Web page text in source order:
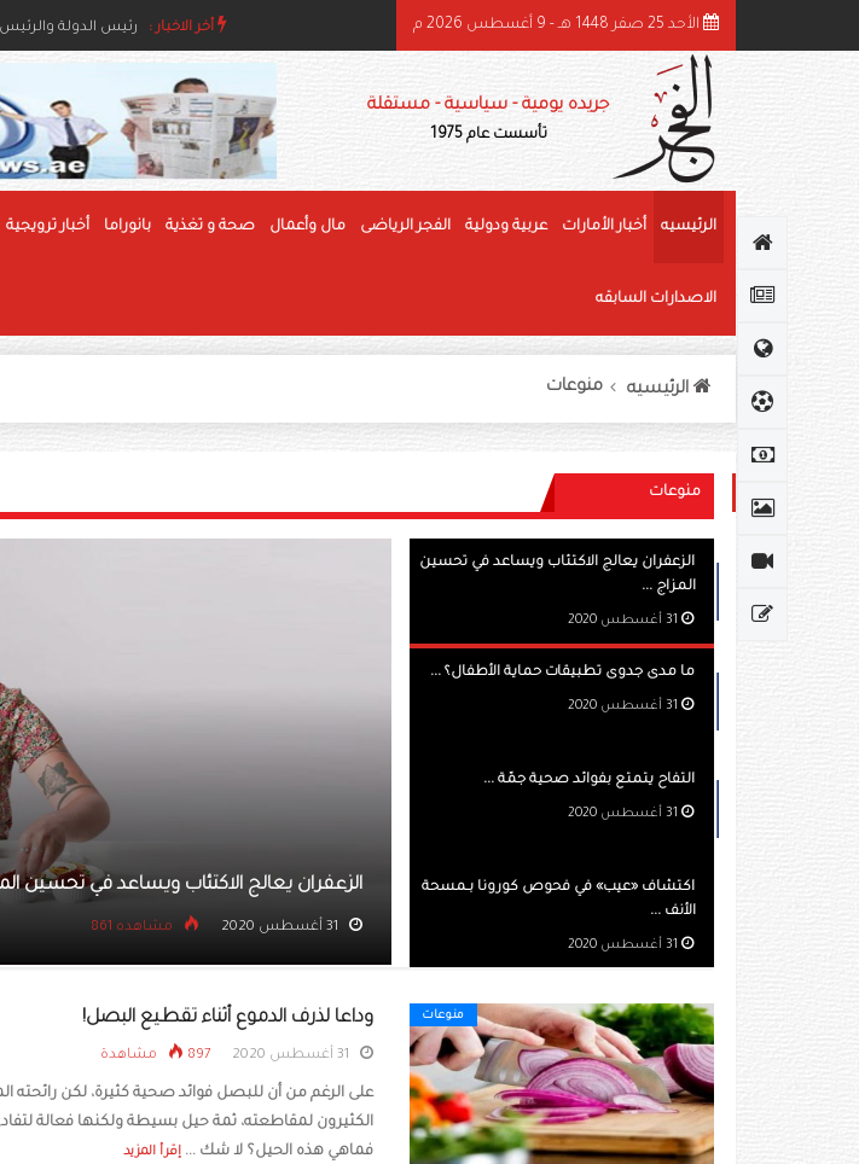
أخر الاخبار :
رئيس الدولة الدولة ونائباه يهنئون رئيس كوت ديفوار بذكرى استقلال بلاده
الأحد 25 صفر 1448 هـ - 9 أغسطس 2026 م
جريده يومية - سياسية - مستقلة
تأسست عام 1975
الرئيسيه أخبار الأمارات عربية ودولية الفجر الرياضى مال وأعمال صحة و تغذية بانوراما أخبار ترويجية
الاصدارات السابقه
الرئيسيه منوعات
منوعات
الزعفران يعالج الاكتئاب ويساعد في تحسين
المزاج ...
ما مدى جدوى تطبيقات حماية الأطفال؟ ...
التفاح يتمتع بفوائد صحية جمّة ...
اكتشاف «عيب» في فحوص كورونا بـمسحة
الأنف ...
يعالج الاكتئاب ويساعد في تحسين المزاج ما مدى جدوى تطبيقات حماية
منوعات وداعا لذرف الدموع أثناء تقطيع البصل!
897 مشاهدة
على الرغم من أن للبصل فوائد صحية كثيرة، لكن رائحته
الكثيرون لمقاطعته، ثمة حيل بسيطة ولكنها فعالة
فماهي هذه الحيل؟ لا شك ... إقرأ المزيد